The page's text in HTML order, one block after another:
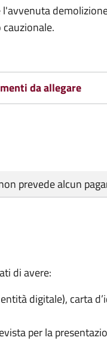
da allegare
prevede alcun
di avere:
digitale), carta
per la